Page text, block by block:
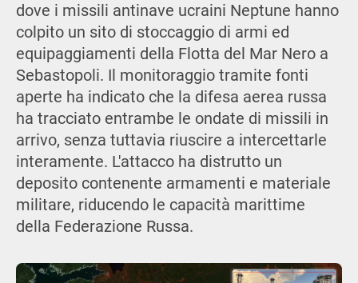
dove i missili antinave ucraini Neptune hanno
colpito un sito di stoccaggio di armi ed
equipaggiamenti della Flotta del Mar Nero a
Sebastopoli. Il monitoraggio tramite fonti
aperte ha indicato che la difesa aerea russa
ha tracciato entrambe le ondate di missili in
arrivo, senza tuttavia riuscire a intercettarle
interamente. L'attacco ha distrutto un
deposito contenente armamenti e materiale
militare, riducendo le capacità marittime
della Federazione Russa.